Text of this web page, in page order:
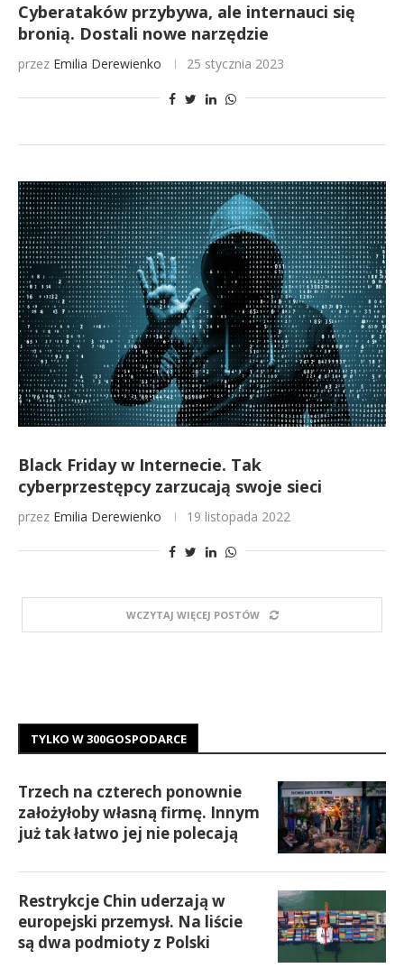
Cyberataków przybywa, ale internauci się
bronią. Dostali nowe narzędzie
przez Emilia Derewienko 25 stycznia 2023
Black Friday w Internecie. Tak
cyberprzestępcy zarzucają swoje sieci
przez Emilia Derewienko 19 listopada 2022
WCZYTAJ WIĘCEJ POSTÓW
TYLKO W 300GOSPODARCE
Trzech na czterech ponownie
założyłoby własną firmę. Innym
już tak łatwo jej nie polecają
Restrykcje Chin uderzają w
europejski przemysł. Na liście
są dwa podmioty z Polski